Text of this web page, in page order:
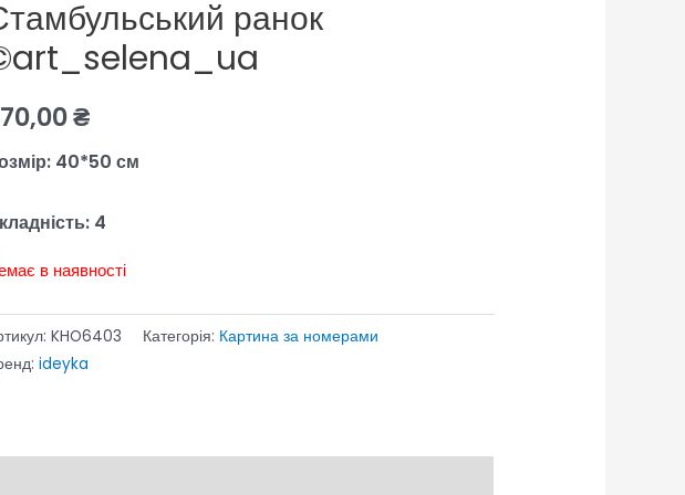
ранок
₴
40*50 см
4
в наявності
KHO6403 Категорія: Картина за номерами
ideyka